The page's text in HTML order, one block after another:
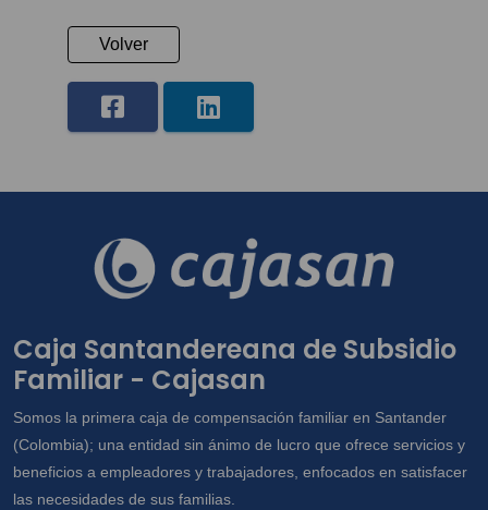
Volver
Caja Santandereana de Subsidio
Familiar - Cajasan
Somos la primera caja de compensación familiar en Santander
(Colombia); una entidad sin ánimo de lucro que ofrece servicios y
beneficios a empleadores y trabajadores, enfocados en satisfacer
las necesidades de sus familias.